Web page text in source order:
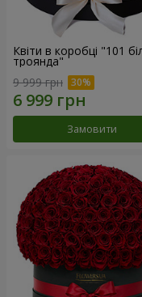
Квіти в коробці "101
троянда"
9 999 грн
Замовити